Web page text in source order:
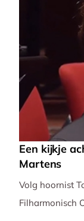
Een kijkje
Martens
Volg hoornist
Filharmonisch